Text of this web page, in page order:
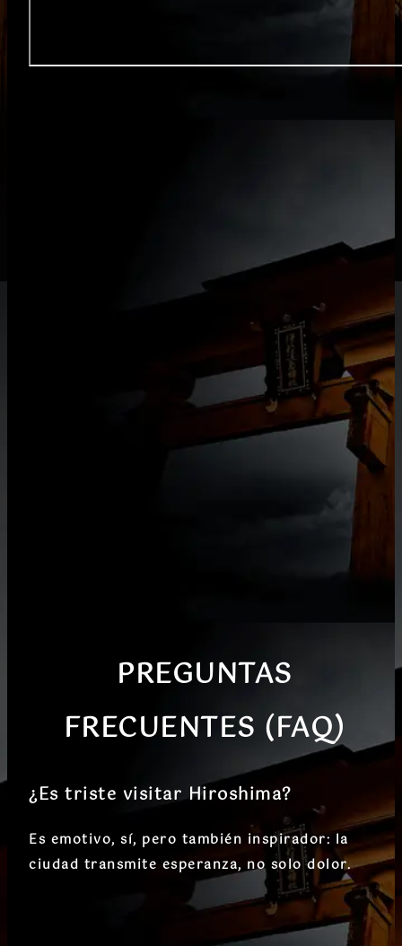
PREGUNTAS
FRECUENTES (FAQ)
¿Es triste visitar Hiroshima?
Es emotivo, sí, pero también inspirador: la
ciudad transmite esperanza, no solo dolor.